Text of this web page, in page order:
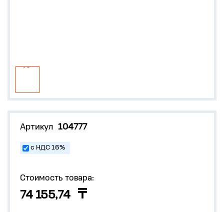
Артикул 104777
с НДС 16%
Стоимость товара:
74 155,74